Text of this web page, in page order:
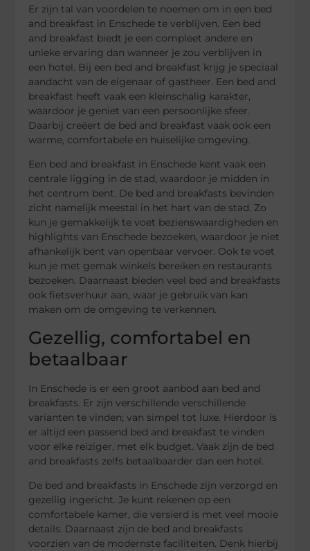
Er zijn tal van voordelen te noemen om in een bed
and breakfast in Enschede te verblijven. Een bed
and breakfast biedt je een compleet andere en
unieke ervaring dan wanneer je zou verblijven in
een hotel. Bij een bed and breakfast krijg je speciaal
aandacht van de eigenaar of gastheer. Een bed and
breakfast heeft vaak een kleinschalig karakter,
waardoor je geniet van een persoonlijke sfeer.
Daarbij creëert de bed and breakfast vaak ook een
warme, comfortabele en huiselijke omgeving.
Een bed and breakfast in Enschede kent vaak een
centrale ligging in de stad, waardoor je midden in
het centrum bent. De bed and breakfasts bevinden
zicht namelijk meestal in het hart van de stad. Zo
kun je gemakkelijk te voet bezienswaardigheden en
highlights van Enschede bezoeken, waardoor je niet
afhankelijk bent van openbaar vervoer. Ook te voet
kun je met gemak winkels bereiken en restaurants
bezoeken. Daarnaast bieden veel bed and breakfasts
ook fietsverhuur aan, waar je gebruik van kan
maken om de omgeving te verkennen.
Gezellig, comfortabel en
betaalbaar
In Enschede is er een groot aanbod aan bed and
breakfasts. Er zijn verschillende verschillende
varianten te vinden; van simpel tot luxe. Hierdoor is
er altijd een passend bed and breakfast te vinden
voor elke reiziger, met elk budget. Vaak zijn de bed
and breakfasts zelfs betaalbaarder dan een hotel.
De bed and breakfasts in Enschede zijn verzorgd en
gezellig ingericht. Je kunt rekenen op een
comfortabele kamer, die versierd is met veel mooie
details. Daarnaast zijn de bed and breakfasts
voorzien van de modernste faciliteiten. Denk hierbij